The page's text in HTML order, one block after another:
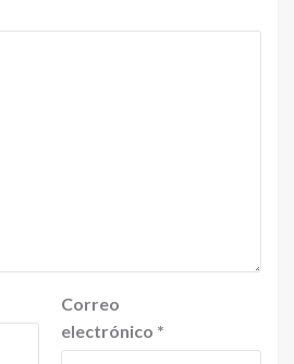
Correo
electrónico *